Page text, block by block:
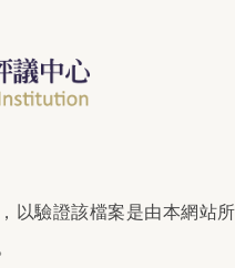
以驗證該檔案是由本網站